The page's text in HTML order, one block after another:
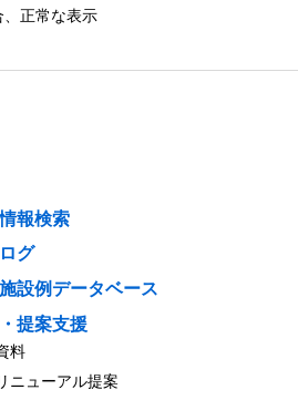
、正常な表示
報検索
グ
設例データベース
提案支援
料
ニューアル提案